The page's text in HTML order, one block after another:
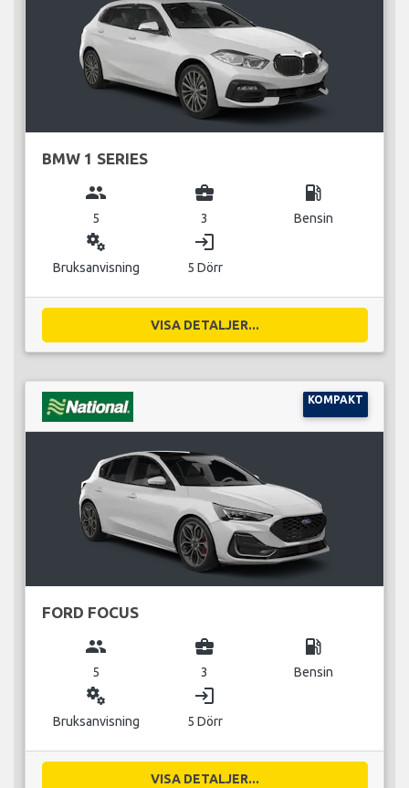
BMW 1 SERIES
group
5
business_center
3
local_gas_station
Bensin
miscellaneous_services
Bruksanvisning
login
5 Dörr
VISA DETALJER...
KOMPAKT
FORD FOCUS
group
5
business_center
3
local_gas_station
Bensin
miscellaneous_services
Bruksanvisning
login
5 Dörr
VISA DETALJER...